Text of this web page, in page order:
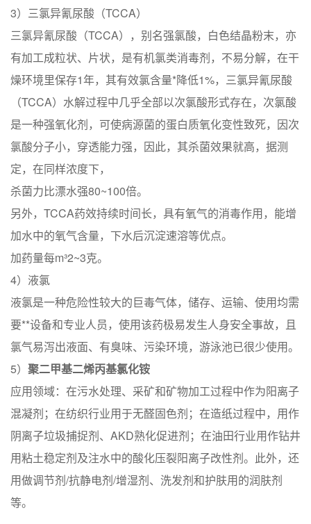
3）三氯异氰尿酸（TCCA）
三氯异氰尿酸（TCCA），别名强氯酸，白色结晶粉末，亦
有加工成粒状、片状，是有机氯类消毒剂，不易分解，在干
燥环境里保存1年，其有效氯含量*降低1%，三氯异氰尿酸
（TCCA）水解过程中几乎全部以次氯酸形式存在，次氯酸
是一种强氧化剂，可使病源菌的蛋白质氧化变性致死，因次
氯酸分子小，穿透能力强，因此，其杀菌效果就高，据测
定，在同样浓度下，
杀菌力比漂水强80~100倍。
另外，TCCA药效持续时间长，具有氧气的消毒作用，能增
加水中的氧气含量，下水后沉淀速溶等优点。
加药量每m³2~3克。
4）液氯
液氯是一种危险性较大的巨毒气体，储存、运输、使用均需
要**设备和专业人员，使用该药极易发生人身安全事故，且
氯气易泻出液面、有臭味、污染环境，游泳池已很少使用。
5） 聚二甲基二烯丙基氯化铵
应用领域：在污水处理、采矿和矿物加工过程中作为阳离子
混凝剂；在纺织行业用于无醛固色剂；在造纸过程中，用作
阴离子垃圾捕捉剂、AKD熟化促进剂；在油田行业用作钻井
用粘土稳定剂及注水中的酸化压裂阳离子改性剂。此外，还
用做调节剂/抗静电剂/增湿剂、洗发剂和护肤用的润肤剂
等。